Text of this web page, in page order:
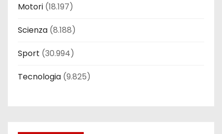
Motori (18.197)
Scienza (8.188)
Sport (30.994)
Tecnologia (9.825)